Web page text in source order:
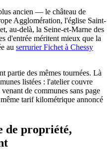
ancien — le château de
Agglomération, l'église Saint-
au-delà, la Seine-et-Marne des
d'entrée méritent mieux que la
au serrurier Fichet à Chessy
partie des mêmes tournées. Là
listées : l'atelier couvre
de communes sans page
tarif kilométrique annoncé
de propriété,